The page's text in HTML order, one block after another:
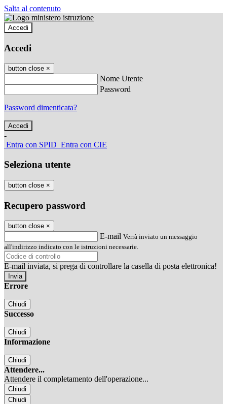
Salta al contenuto
Accedi
Accedi
button close ×
Nome Utente
Password
Password dimenticata?
-
Entra con SPID Entra con CIE
Seleziona utente
button close ×
Recupero password
button close ×
E-mail Verrà inviato un messaggio
all'indirizzo indicato con le istruzioni necessarie.
E-mail inviata, si prega di controllare la casella di posta elettronica!
Errore
Chiudi
Successo
Chiudi
Informazione
Chiudi
Attendere...
Attendere il completamento dell'operazione...
Chiudi
Chiudi